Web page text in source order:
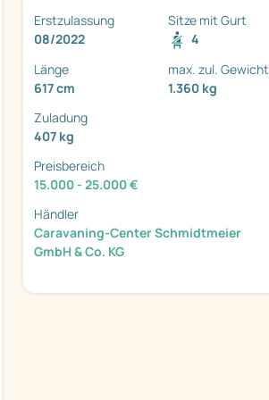
Erstzulassung
08/2022
Sitze mit Gurt
4
Länge
617 cm
max. zul. Gewicht
1.360 kg
Zuladung
407 kg
Preisbereich
15.000 - 25.000 €
Händler
Caravaning-Center Schmidtmeier
GmbH & Co. KG